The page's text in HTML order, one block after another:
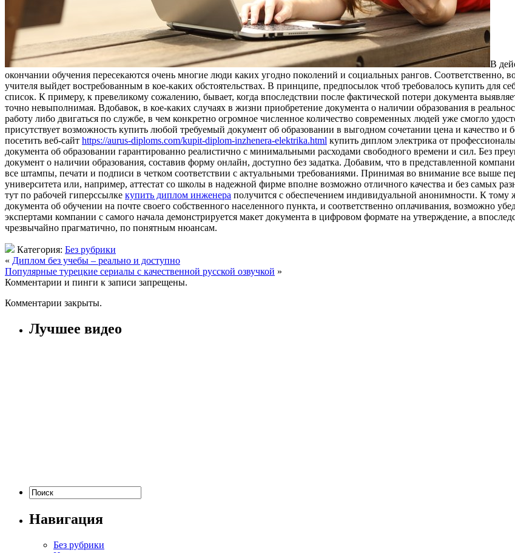
В
окончании обучения пересекаются очень многие люди каких угодно поколений и социальных рангов. Соответственно,
учителя выйдет востребованным в кое-каких обстоятельствах. В принципе, предпосылок чтоб требовалось купить для
список. К примеру, к превеликому сожалению, бывает, когда впоследствии после фактической потери документа
точно невыполнимая. Вдобавок, в кое-каких случаях в жизни приобретение документа о наличии образования в
работу либо двигаться по службе, в чем конкретно огромное численное количество современных людей уже смогло
присутствует возможность купить любой требуемый документ об образовании в выгодном сочетании цена и качество и
посетить веб-сайт https://aurus-diploms.com/kupit-diplom-inzhenera-elektrika.html купить диплом электрика от
документа об образовании гарантированно реалистично с минимальными расходами свободного времени и сил. Без
документ о наличии образования, составив форму онлайн, доступно без задатка. Добавим, что в представленной
все штампы, печати и подписи в четком соответствии с актуальными требованиями. Принимая во внимание все выше
университета или, например, аттестат со школы в надежной фирме вполне возможно отличного качества и без самых
тут по рабочей гиперссылке купить диплом инженера получится с обеспечением индивидуальной анонимности. К тому
документа об обучении на почте своего собственного населенного пункта, и соответственно оплачивания, возможно
экспертами компании с самого начала демонстрируется макет документа в цифровом формате на утверждение, а
чрезвычайно прагматично, по понятным нюансам.
Категория: Без рубрики
« Диплом без учебы – реально и доступно
Популярные турецкие сериалы с качественной русской озвучкой »
Комментарии и пинги к записи запрещены.
Комментарии закрыты.
Лучшее видео
Навигация
Без рубрики